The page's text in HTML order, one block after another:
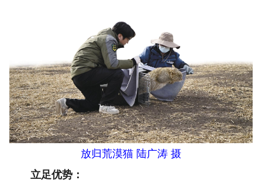
放归荒漠猫 陆广涛 摄
立足优势：